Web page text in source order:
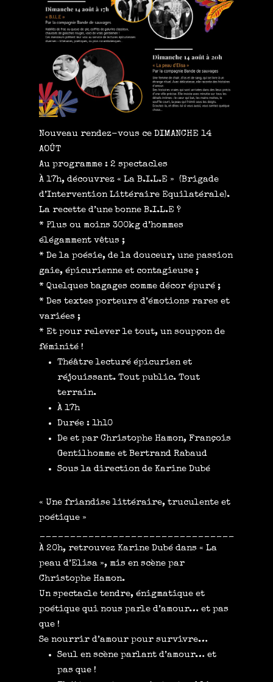
Nouveau rendez-vous ce DIMANCHE 14
AOÛT
Au programme : 2 spectacles
À 17h, découvrez « La B.I.L.E » (Brigade
d’Intervention Littéraire Equilatérale).
La recette d’une bonne B.I.L.E ?
* Plus ou moins 300kg d’hommes
élégamment vêtus ;
* De la poésie, de la douceur, une passion
gaie, épicurienne et contagieuse ;
* Quelques bagages comme décor épuré ;
* Des textes porteurs d’émotions rares et
variées ;
* Et pour relever le tout, un soupçon de
féminité !
Théâtre lecturé épicurien et
réjouissant. Tout public. Tout
terrain.
À 17h
Durée : 1h10
De et par Christophe Hamon, François
Gentilhomme et Bertrand Rabaud
Sous la direction de Karine Dubé
« Une friandise littéraire, truculente et
poétique »
À 20h, retrouvez Karine Dubé dans « La
peau d’Elisa », mis en scène par
Christophe Hamon.
Un spectacle tendre, énigmatique et
poétique qui nous parle d’amour… et pas
que !
Se nourrir d’amour pour survivre…
Seul en scène parlant d’amour… et
pas que !